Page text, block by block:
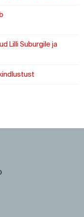
Lilli Suburgile ja